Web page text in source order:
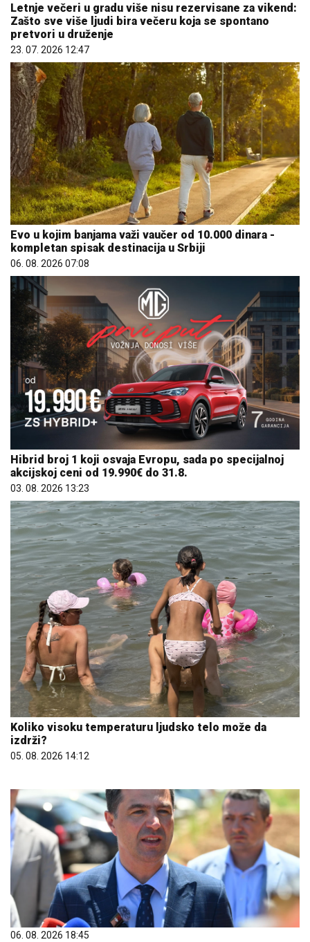
Letnje večeri u gradu više nisu rezervisane za vikend:
Zašto sve više ljudi bira večeru koja se spontano
pretvori u druženje
23. 07. 2026 12:47
Evo u kojim banjama važi vaučer od 10.000 dinara -
kompletan spisak destinacija u Srbiji
06. 08. 2026 07:08
Hibrid broj 1 koji osvaja Evropu, sada po specijalnoj
akcijskoj ceni od 19.990€ do 31.8.
03. 08. 2026 13:23
Koliko visoku temperaturu ljudsko telo može da
izdrži?
05. 08. 2026 14:12
06. 08. 2026 18:45